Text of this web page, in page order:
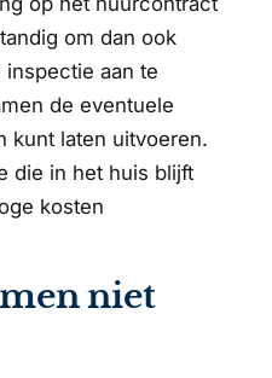
om dan ook
aan te
de eventuele
kunt laten uitvoeren.
die in het huis blijft
kosten
niet